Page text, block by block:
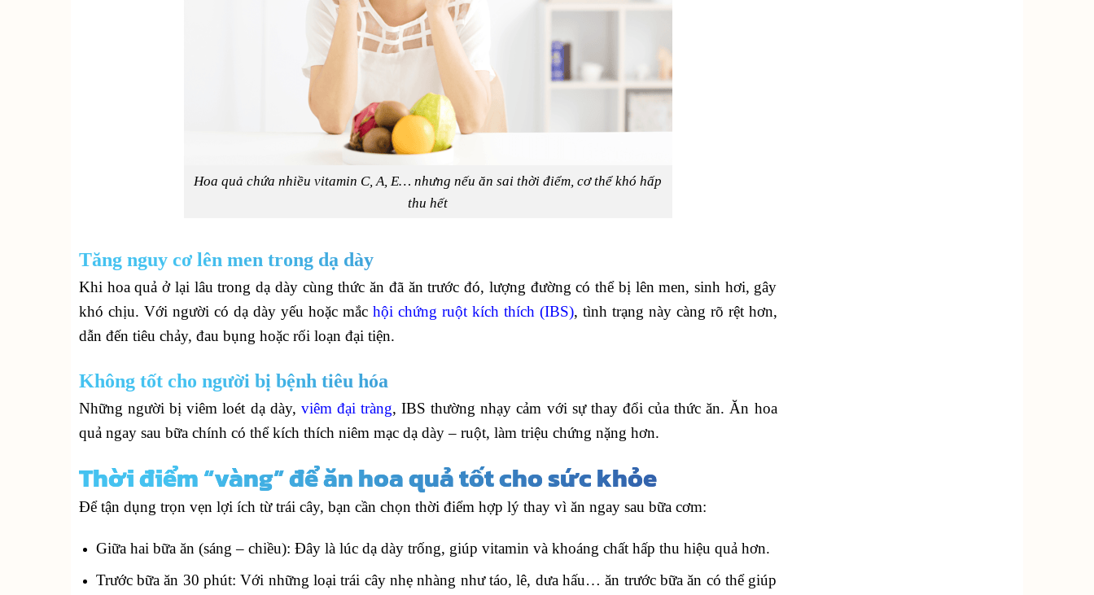
Hoa quả chứa nhiều vitamin C, A, E… nhưng nếu ăn sai thời điểm, cơ thể khó hấp
thu hết
Tăng nguy cơ lên men trong dạ dày
Khi hoa quả ở lại lâu trong dạ dày cùng thức ăn đã ăn trước đó, lượng đường có thể bị lên men, sinh hơi, gây
khó chịu. Với người có dạ dày yếu hoặc mắc hội chứng ruột kích thích (IBS), tình trạng này càng rõ rệt hơn,
dẫn đến tiêu chảy, đau bụng hoặc rối loạn đại tiện.
Không tốt cho người bị bệnh tiêu hóa
Những người bị viêm loét dạ dày, viêm đại tràng, IBS thường nhạy cảm với sự thay đổi của thức ăn. Ăn hoa
quả ngay sau bữa chính có thể kích thích niêm mạc dạ dày – ruột, làm triệu chứng nặng hơn.
Thời điểm “vàng” để ăn hoa quả tốt cho sức khỏe
Để tận dụng trọn vẹn lợi ích từ trái cây, bạn cần chọn thời điểm hợp lý thay vì ăn ngay sau bữa cơm:
Giữa hai bữa ăn (sáng – chiều): Đây là lúc dạ dày trống, giúp vitamin và khoáng chất hấp thu hiệu quả hơn.
Trước bữa ăn 30 phút: Với những loại trái cây nhẹ nhàng như táo, lê, dưa hấu… ăn trước bữa ăn có thể giúp